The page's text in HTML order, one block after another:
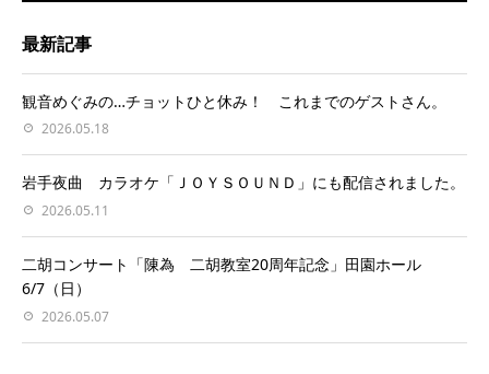
最新記事
観音めぐみの…チョットひと休み！ これまでのゲストさん。
2026.05.18
岩手夜曲 カラオケ「ＪＯＹＳＯＵＮＤ」にも配信されました。
2026.05.11
二胡コンサート「陳為 二胡教室20周年記念」田園ホール
6/7（日）
2026.05.07